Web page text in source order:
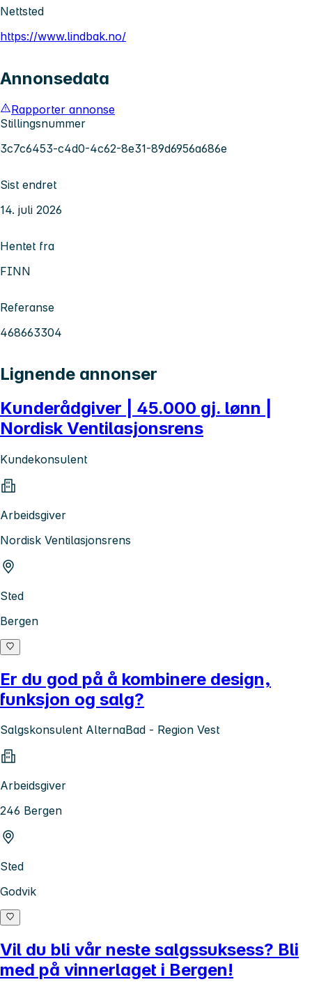
Nettsted
https://www.lindbak.no/
Annonsedata
Rapporter annonse
Stillingsnummer
3c7c6453-c4d0-4c62-8e31-89d6956a686e
Sist endret
14. juli 2026
Hentet fra
FINN
Referanse
468663304
Lignende annonser
Kunderådgiver | 45.000 gj. lønn |
Nordisk Ventilasjonsrens
Kundekonsulent
Arbeidsgiver
Nordisk Ventilasjonsrens
Sted
Bergen
Er du god på å kombinere design,
funksjon og salg?
Salgskonsulent AlternaBad - Region Vest
Arbeidsgiver
246 Bergen
Sted
Godvik
Vil du bli vår neste salgssuksess? Bli
med på vinnerlaget i Bergen!